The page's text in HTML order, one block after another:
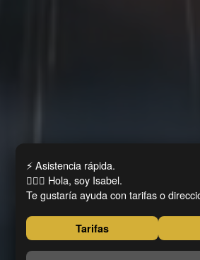
⚡ Asistencia rápida.
🙋🏻‍♀️ Hola, soy Isabel.
Te gustaría ayuda con tarifas o
Tarifas